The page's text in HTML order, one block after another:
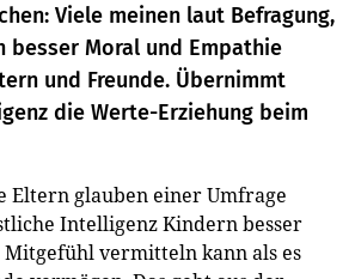
Viele meinen laut Befragung,
besser Moral und Empathie
und Freunde. Übernimmt
die Werte-Erziehung beim
Eltern glauben einer Umfrage
Intelligenz Kindern besser
vermitteln kann als es